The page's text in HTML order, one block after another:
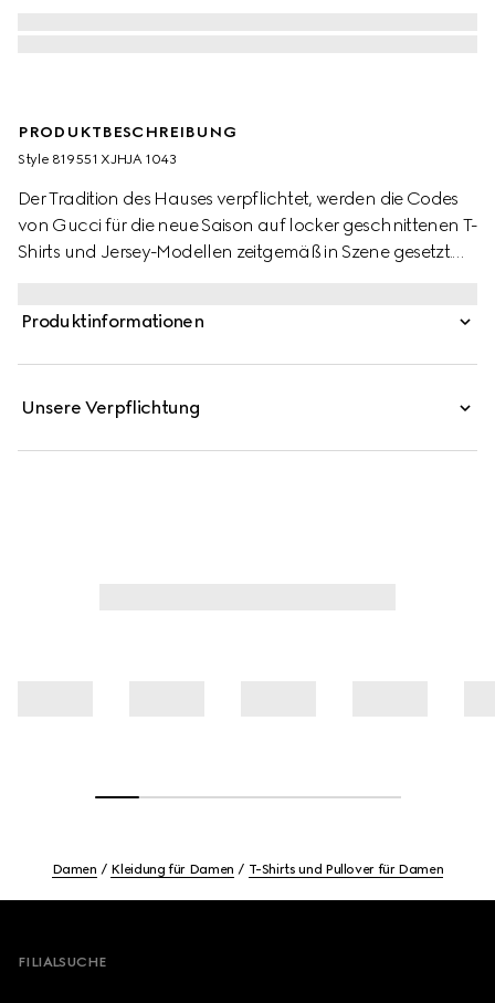
PRODUKTBESCHREIBUNG
Style ‎819551 XJHJA 1043
Der Tradition des Hauses verpflichtet, werden die Codes
von Gucci für die neue Saison auf locker geschnittenen T-
Shirts und Jersey-Modellen zeitgemäß in Szene gesetzt.
Produktinformationen
Unsere Verpflichtung
Damen Kleidung für Damen T-Shirts und Pullover für Damen
FILIALSUCHE